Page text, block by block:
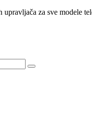
za sve modele